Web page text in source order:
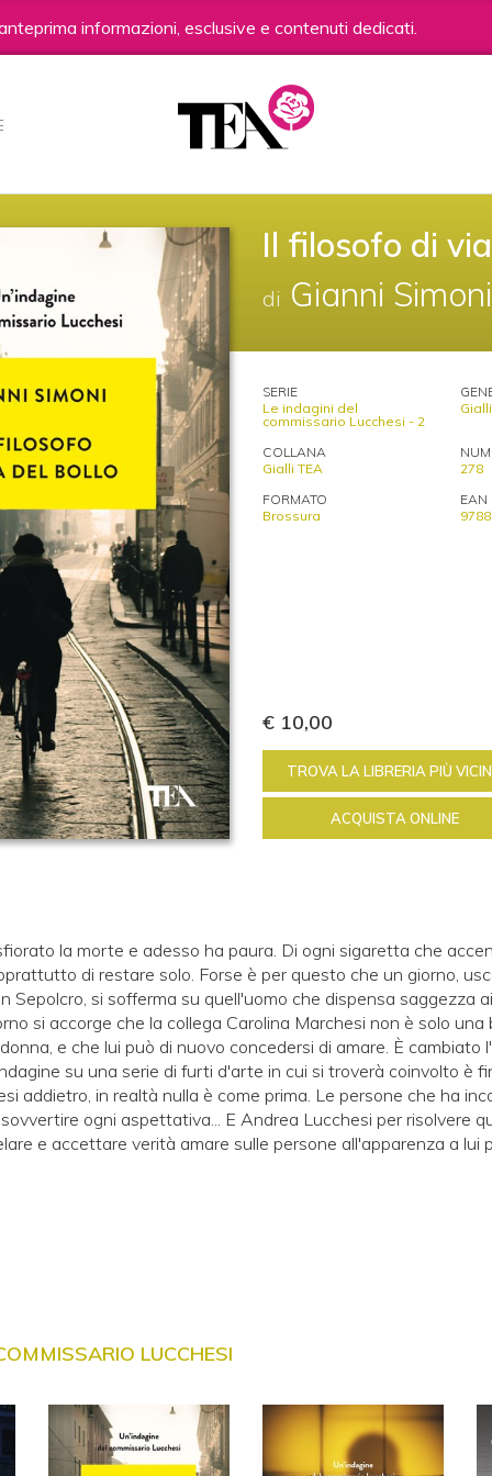
informazioni, esclusive e contenuti dedicati.
Il filosofo di
di Gianni Simoni
€ 10,00
TROVA LA LIBRERIA PIÙ
ACQUISTA ONLINE
SERIE
Le indagini del
commissario Lucchesi - 2
COLLANA
Gialli TEA
278
FORMATO
Brossura
EAN
la morte e adesso ha paura. Di ogni sigaretta che
di restare solo. Forse è per questo che un giorno,
Sepolcro, si sofferma su quell'uomo che dispensa saggezza
si accorge che la collega Carolina Marchesi non è solo
e che lui può di nuovo concedersi di amare. È cambiato
su una serie di furti d'arte in cui si troverà coinvolto è
addietro, in realtà nulla è come prima. Le persone che ha
ogni aspettativa... E Andrea Lucchesi per risolvere
e accettare verità amare sulle persone all'apparenza a lui
LUCCHESI